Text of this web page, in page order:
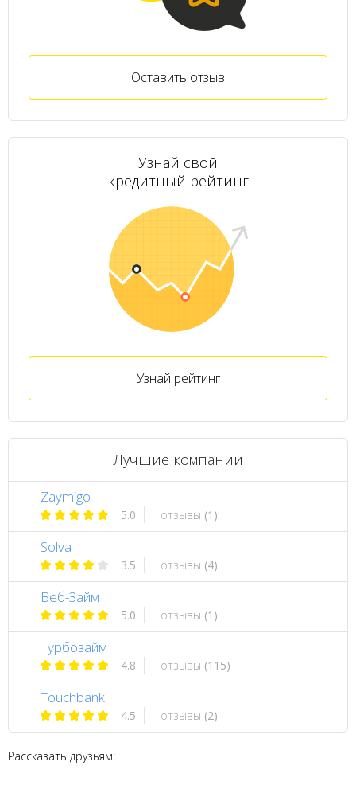
Оставить отзыв
Узнай свой
кредитный рейтинг
Узнай рейтинг
Лучшие компании
Zaymigo
5.0 отзывы (1)
Solva
3.5 отзывы (4)
Веб-Займ
5.0 отзывы (1)
Турбозайм
4.8 отзывы (115)
Touchbank
4.5 отзывы (2)
Рассказать друзьям: